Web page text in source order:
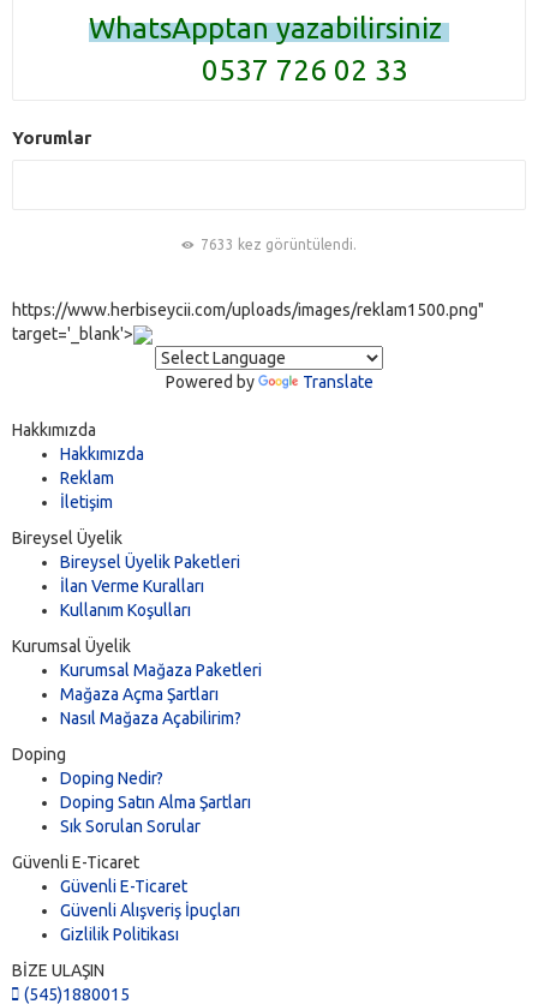
WhatsApptan yazabilirsiniz
0537 726 02 33
Yorumlar
7633 kez görüntülendi.
https://www.herbiseycii.com/uploads/images/reklam1500.png"
target='_blank'>
Powered by Translate
Hakkımızda
Hakkımızda
Reklam
İletişim
Bireysel Üyelik
Bireysel Üyelik Paketleri
İlan Verme Kuralları
Kullanım Koşulları
Kurumsal Üyelik
Kurumsal Mağaza Paketleri
Mağaza Açma Şartları
Nasıl Mağaza Açabilirim?
Doping
Doping Nedir?
Doping Satın Alma Şartları
Sık Sorulan Sorular
Güvenli E-Ticaret
Güvenli E-Ticaret
Güvenli Alışveriş İpuçları
Gizlilik Politikası
BİZE ULAŞIN
(545)1880015